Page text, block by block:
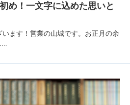
め！一文字に込めた思いと
ます！営業の山城です。お正月の余